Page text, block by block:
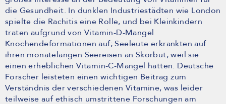
die Gesundheit. In dunklen Industriestädten wie London
spielte die Rachitis eine Rolle, und bei Kleinkindern
traten aufgrund von Vitamin-D-Mangel
Knochendeformationen auf; Seeleute erkrankten auf
ihren monatelangen Seereisen an Skorbut, weil sie
einen erheblichen Vitamin-C-Mangel hatten. Deutsche
Forscher leisteten einen wichtigen Beitrag zum
Verständnis der verschiedenen Vitamine, was leider
teilweise auf ethisch umstrittene Forschungen am